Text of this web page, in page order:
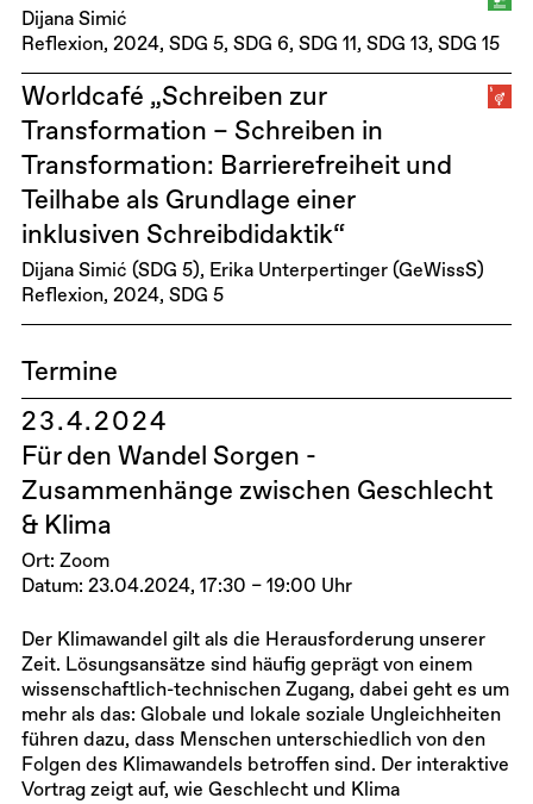
Dijana Simić
Reflexion 2024 SDG 5 SDG 6 SDG 11 SDG 13 SDG 15
Worldcafé „Schreiben zur
Transformation – Schreiben in
Transformation: Barrierefreiheit und
Teilhabe als Grundlage einer
inklusiven Schreibdidaktik“
Dijana Simić (SDG 5), Erika Unterpertinger (GeWissS)
Reflexion 2024 SDG 5
Termine
23.4.2024
Für den Wandel Sorgen -
Zusammenhänge zwischen Geschlecht
& Klima
Ort: Zoom
Datum: 23.04.2024, 17:30 – 19:00 Uhr
Der Klimawandel gilt als die Herausforderung unserer
Zeit. Lösungsansätze sind häufig geprägt von einem
wissenschaftlich-technischen Zugang, dabei geht es um
mehr als das: Globale und lokale soziale Ungleichheiten
führen dazu, dass Menschen unterschiedlich von den
Folgen des Klimawandels betroffen sind. Der interaktive
Vortrag zeigt auf, wie Geschlecht und Klima